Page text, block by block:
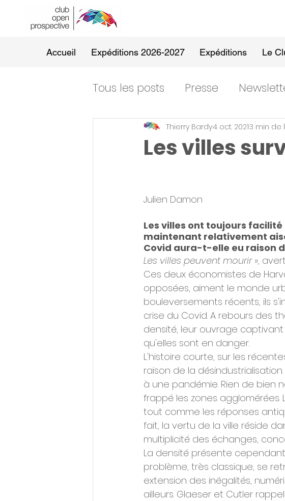
Accueil Expéditions 2026-2027 Expéditions Le
Tous les posts Presse
Les villes
Thierry Bardy4 oct. 20213 min de
Julien Damon
Les villes ont toujours
maintenant relativement
Covid aura-t-elle eu raison
Les villes peuvent mourir »,
Ces deux économistes de
opposées, aiment le monde
bouleversements récents, ils
crise du Covid. A rebours des
densité, leur ouvrage
qu'elles sont en danger.
L'histoire courte, sur les
raison de la
à une pandémie. Rien de bien
frappé les zones
tout comme les réponses
fait, la vertu de la ville réside
multiplicité des échanges,
La densité présente
problème, très classique, se
extension des inégalités,
ailleurs. Glaeser et Cutler